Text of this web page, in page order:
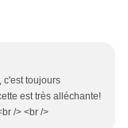
c'est toujours
est très alléchante!
/> <br />